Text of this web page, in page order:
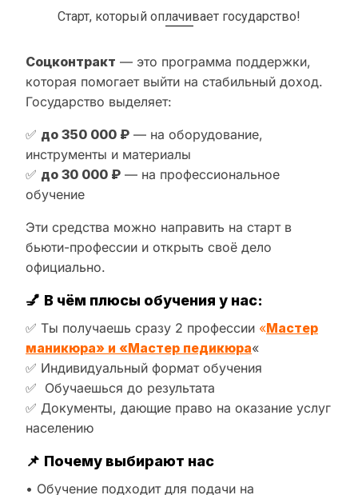
Старт, который оплачивает государство!
Соцконтракт — это программа поддержки,
которая помогает выйти на стабильный доход.
Государство выделяет:
✅ до 350 000 ₽ — на оборудование,
инструменты и материалы
✅ до 30 000 ₽ — на профессиональное
обучение
Эти средства можно направить на старт в
бьюти-профессии и открыть своё дело
официально.
💅 В чём плюсы обучения у нас:
✅ Ты получаешь сразу 2 профессии «Мастер
маникюра» и «Мастер педикюра«
✅ Индивидуальный формат обучения
✅ Обучаешься до результата
✅ Документы, дающие право на оказание услуг
населению
📌 Почему выбирают нас
• Обучение подходит для подачи на